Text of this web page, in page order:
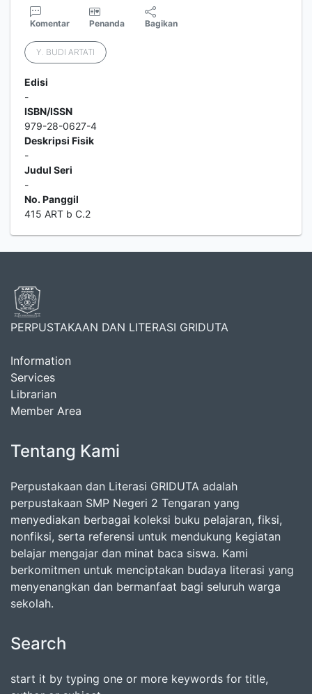
Komentar Penanda Bagikan
Y. BUDI ARTATI
Edisi
-
ISBN/ISSN
979-28-0627-4
Deskripsi Fisik
-
Judul Seri
-
No. Panggil
415 ART b C.2
PERPUSTAKAAN DAN LITERASI GRIDUTA
Information
Services
Librarian
Member Area
Tentang Kami
Perpustakaan dan Literasi GRIDUTA adalah
perpustakaan SMP Negeri 2 Tengaran yang
menyediakan berbagai koleksi buku pelajaran, fiksi,
nonfiksi, serta referensi untuk mendukung kegiatan
belajar mengajar dan minat baca siswa. Kami
berkomitmen untuk menciptakan budaya literasi yang
menyenangkan dan bermanfaat bagi seluruh warga
sekolah.
Search
start it by typing one or more keywords for title,